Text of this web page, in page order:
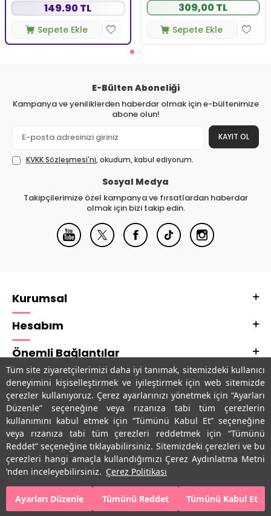
Tüm site ziyaretçilerimizi daha iyi tanımak, sitemizdeki kullanıcı
deneyimini kişiselleştirmek ve iyileştirmek için web sitemizde
çerezler kullanıyoruz. Çerez ayarlarınızı yönetmek için “Ayarları
Düzenle” seçeneğine veya rızanıza tabi tüm çerezlerin
kullanımını kabul etmek için “Tümünü Kabul Et” seçeneğine
veya rızanıza tabi tüm çerezleri reddetmek için “Tümünü
Reddet” seçeneğine tıklayabilirsiniz. Sitemizdeki çerezleri ve bu
çerezleri hangi amaçla kullandığımızı Çerez Aydınlatma Metni
’nden inceleyebilirsiniz. Çerez Politikası
Ayarları Düzenle Tümünü Reddet Tümünü Kabul Et
SEPETE EKLE HEMEN AL
149.90 TL
Sepete Ekle
309,00 TL
Sepete Ekle
E-Bülten Aboneliği
Kampanya ve yeniliklerden haberdar olmak için e-bültenimize
abone olun!
KAYIT OL
KVKK Sözleşmesi'ni, okudum, kabul ediyorum.
Sosyal Medya
Takipçilerimize özel kampanya ve fırsatlardan haberdar
olmak için bizi takip edin.
Kurumsal
Hesabım
Önemli Bağlantılar
Adres & İletişim
Uygulamalarımız